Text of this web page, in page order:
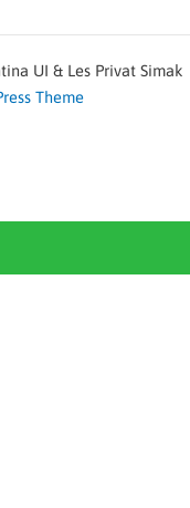
UI & Les Privat Simak
Theme